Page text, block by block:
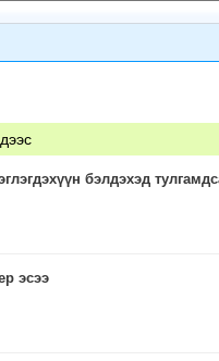
бэлдэхэд
эсээ